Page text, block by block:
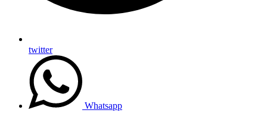
twitter
Whatsapp